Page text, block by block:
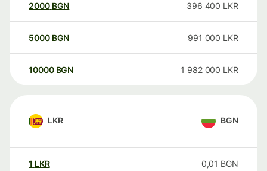
2000 BGN 396 400 LKR
5000 BGN 991 000 LKR
10000 BGN 1 982 000 LKR
LKR BGN
1 LKR 0,01 BGN